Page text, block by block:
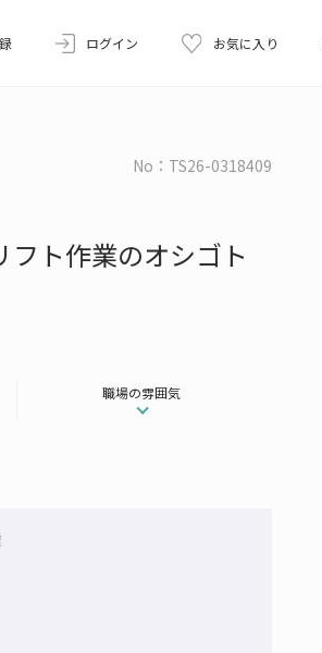
ログイン お気に入り
No：TS26-0318409
ト作業のオシゴト
職場の雰囲気